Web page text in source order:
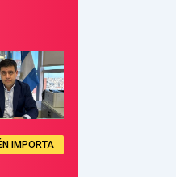
IMPORTA